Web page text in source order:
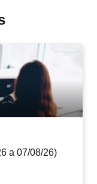
a 07/08/26)